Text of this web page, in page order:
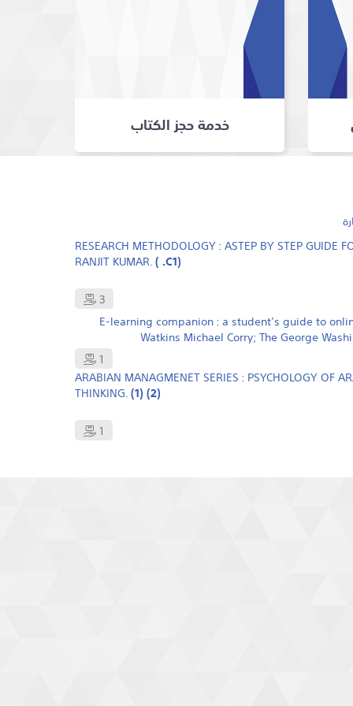
خدمة حجز الكتاب
RESEARCH METHODOLOGY : ASTEP BY STEP GUIDE
RANJIT KUMAR.( .C1)
3
E-learning companion : a student’s guide to
Watkins Michael Corry; The George
1
ARABIAN MANAGMENET SERIES : PSYCHOLOGY OF
THINKING.(1)(2)
1